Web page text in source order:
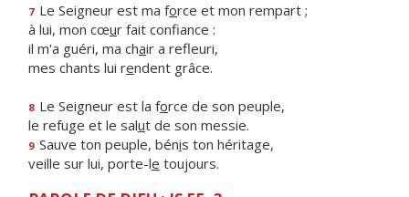
7 Le Seigneur est ma force et mon rempart ;
à lui, mon cœur fait confiance :
il m'a guéri, ma chair a refleuri,
mes chants lui rendent grâce.
8 Le Seigneur est la force de son peuple,
le refuge et le salut de son messie.
9 Sauve ton peuple, bénis ton héritage,
veille sur lui, porte-le toujours.